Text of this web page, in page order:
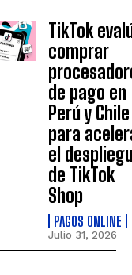
TikTok
comprar
de pago en
Perú y Chile
para
el
de TikTok
Shop
PAGOS ONLINE
Julio 31, 2026